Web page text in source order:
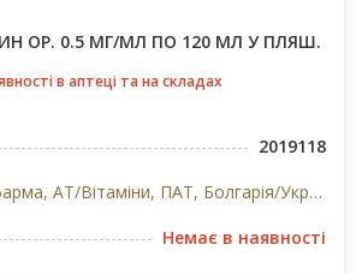
ОР. 0.5 МГ/МЛ ПО 120 МЛ У ПЛЯШ.
в аптеці та на складах
2019118
Софарма, АТ/Вітаміни, ПАТ, Болгарія/Україна
Немає в наявності